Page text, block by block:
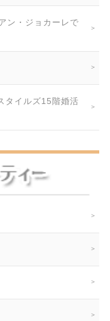
ン・ジョカーレで
タイルズ15階婚活